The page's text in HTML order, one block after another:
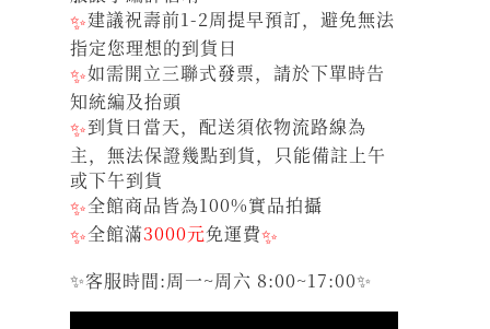
✨建議祝壽前1-2周提早預訂，避免無法
指定您理想的到貨日
✨如需開立三聯式發票，請於下單時告
知統編及抬頭
✨到貨日當天，配送須依物流路線為
主，無法保證幾點到貨，只能備註上午
或下午到貨
✨全館商品皆為100%實品拍攝
✨全館滿3000元免運費✨
✨客服時間:周一~周六 8:00~17:00✨